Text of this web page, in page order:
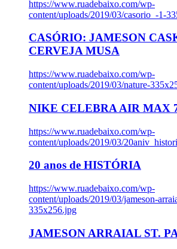
https://www.ruadebaixo.com/wp-
content/uploads/2019/03/casorio_-1-
CASÓRIO: JAMESON
CERVEJA MUSA
https://www.ruadebaixo.com/wp-
content/uploads/2019/03/nature-
NIKE CELEBRA AIR MAX
https://www.ruadebaixo.com/wp-
content/uploads/2019/03/
20 anos de HISTÓRIA
https://www.ruadebaixo.com/wp-
content/uploads/2019/03/jameson-
335x256.jpg
JAMESON ARRAIAL ST.